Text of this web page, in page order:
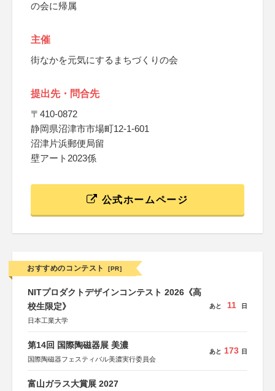
の会に帰属
主催
街なかを元気にするまちづくりの会
提出先・問合先
〒410-0872
静岡県沼津市市場町12-1-601
沼津片浜郵便局留
壁アート2023係
公式ホームページ
おすすめのコンテスト [PR]
NITプロダクトデザインコンテスト 2026《高
校生限定》
日本工業大学
あと 11 日
第14回 国際陶磁器展 美濃
国際陶磁器フェスティバル美濃実行委員会
あと 173 日
富山ガラス大賞展 2027